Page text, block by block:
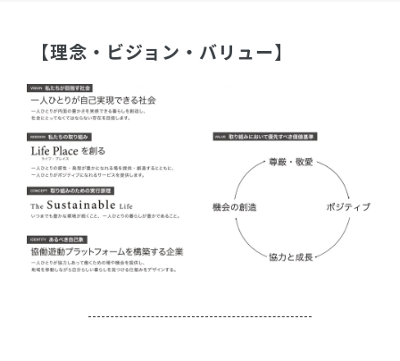
【理念・ビジョン・バリュー】